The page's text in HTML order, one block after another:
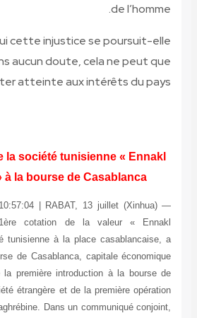
Pour l’intérêt de qui cette injustice
encore?Sans aucun doute,
porter atteinte aux
L’introduction de la société
Automobile » à la bourse de
Publié le 2010-07-14 10:57:04 | RABAT, 13
Une cérémonie de 1ère cotation de la
Automobiles », société tunisienne à la place
eu lieu mardi à la bourse de Casablanca,
du Maroc .Il s’agit de la première
Casablanca d’une société étrangère et de la
du genre à l’échelle maghrébine. Dans un